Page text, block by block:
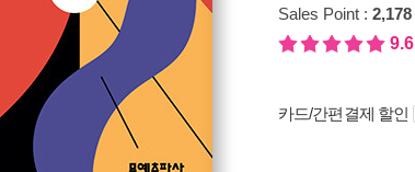
Sales Point : 2,178
9.6
카드/간편결제 할인